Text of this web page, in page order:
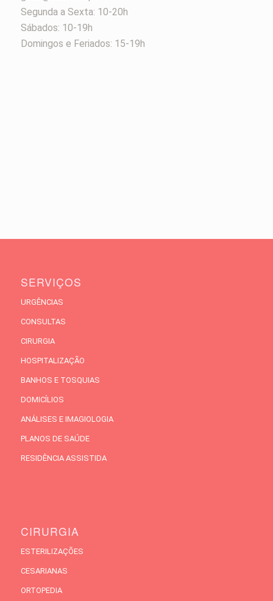
Segunda a Sexta: 10-20h
Sábados: 10-19h
Domingos e Feriados: 15-19h
SERVIÇOS
URGÊNCIAS
CONSULTAS
CIRURGIA
HOSPITALIZAÇÃO
BANHOS E TOSQUIAS
DOMICÍLIOS
ANÁLISES E IMAGIOLOGIA
PLANOS DE SAÚDE
RESIDÊNCIA ASSISTIDA
CIRURGIA
ESTERILIZAÇÕES
CESARIANAS
ORTOPEDIA